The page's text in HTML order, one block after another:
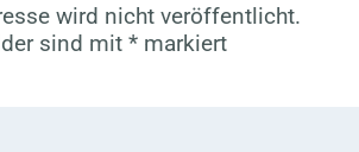
wird nicht veröffentlicht.
sind mit * markiert